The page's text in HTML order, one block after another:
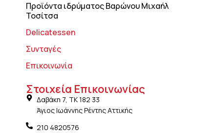
Προϊόντα ιδρύματος Βαρώνου Μιχαήλ
Τοσίτσα
Delicatessen
Συνταγές
Επικοινωνία
Στοιχεία Επικοινωνίας
Δαβάκη 7, ΤΚ 182 33
Άγιος Ιωάννης Ρέντης Αττικής
210 4820576